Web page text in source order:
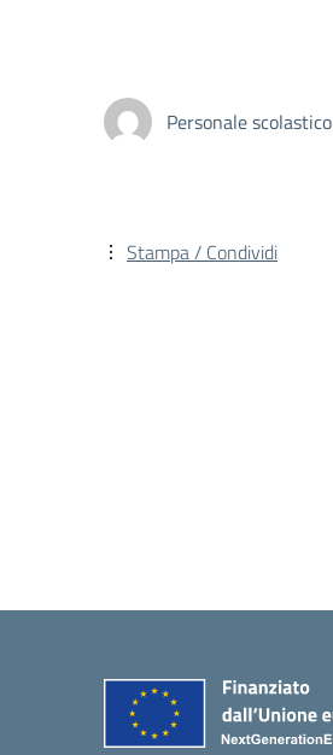
Personale scolastico
Stampa / Condividi